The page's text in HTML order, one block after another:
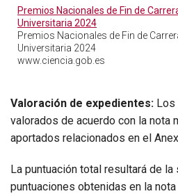
Premios Nacionales de Fin de
Universitaria 2024
Premios Nacionales de Fin de
Universitaria 2024
www.ciencia.gob.es
Valoración de expedientes: Los
valorados de acuerdo con la nota
aportados relacionados en el
La puntuación total resultará de la
puntuaciones obtenidas en la